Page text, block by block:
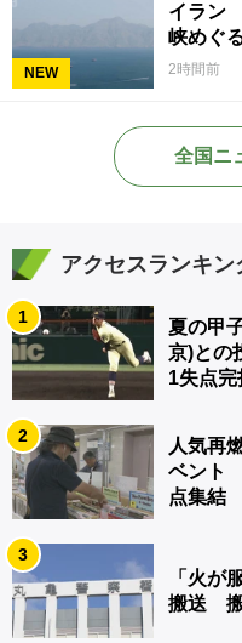
NEW
イラン
峡めぐ
2時間前
全国ニ
アクセスランキン
1
夏の甲
京)との
1失点完
2
人気再
ベント
点集結
3
「火が
搬送 搬